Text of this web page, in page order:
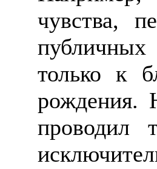
чувства,
только к
рождения.
проводил